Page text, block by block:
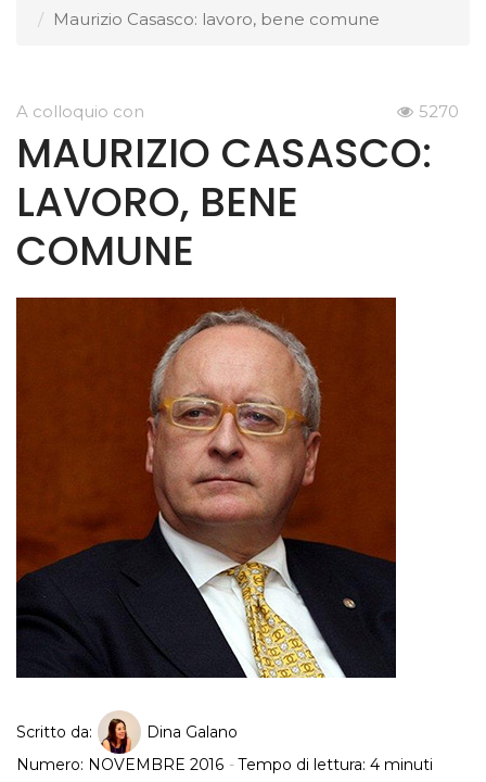
Maurizio Casasco: lavoro, bene comune
A colloquio con 5270
MAURIZIO CASASCO:
LAVORO, BENE
COMUNE
Scritto da:
Dina Galano
Numero: NOVEMBRE 2016 -Tempo di lettura: 4 minuti